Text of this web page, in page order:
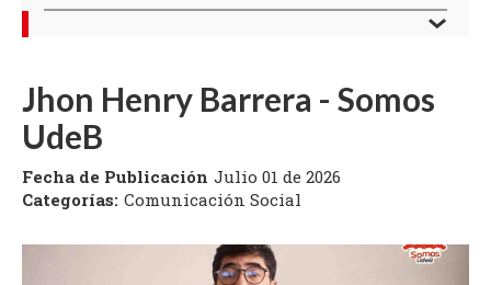
Jhon Henry Barrera - Somos
UdeB
Fecha de Publicación Julio 01 de 2026
Categorías: Comunicación Social